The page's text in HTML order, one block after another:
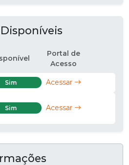
Portal de
Acesso
Sim Acessar
Sim Acessar